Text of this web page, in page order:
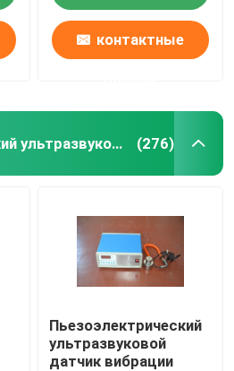
контактные
пьезоэлектрический ультразвуковой датчик (276)
Пьезоэлектрический
ультразвуковой
датчик вибрации